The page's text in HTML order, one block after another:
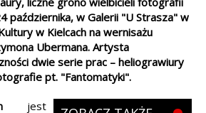
października, w Galerii "U Strasza" w
w Kielcach na wernisażu
Ubermana. Artysta
dwie serie prac – heliograwiury
pt. "Fantomatyki".
jest